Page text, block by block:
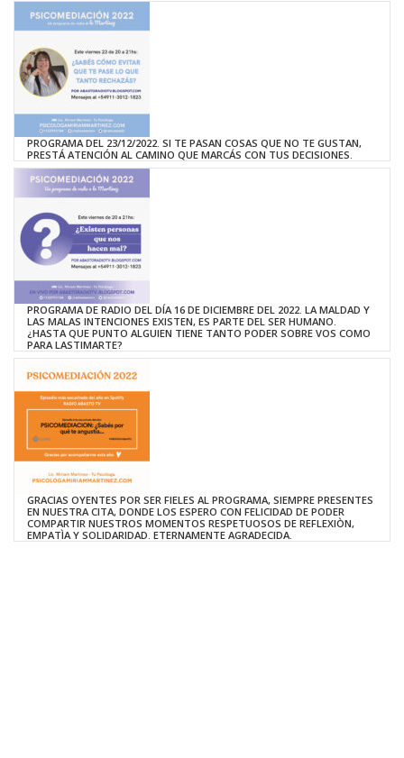
PROGRAMA DEL 23/12/2022. SI TE PASAN COSAS QUE NO TE GUSTAN,
PRESTÁ ATENCIÓN AL CAMINO QUE MARCÁS CON TUS DECISIONES.
PROGRAMA DE RADIO DEL DÍA 16 DE DICIEMBRE DEL 2022. LA MALDAD Y
LAS MALAS INTENCIONES EXISTEN, ES PARTE DEL SER HUMANO.
¿HASTA QUE PUNTO ALGUIEN TIENE TANTO PODER SOBRE VOS COMO
PARA LASTIMARTE?
GRACIAS OYENTES POR SER FIELES AL PROGRAMA, SIEMPRE PRESENTES
EN NUESTRA CITA, DONDE LOS ESPERO CON FELICIDAD DE PODER
COMPARTIR NUESTROS MOMENTOS RESPETUOSOS DE REFLEXIÒN,
EMPATÌA Y SOLIDARIDAD. ETERNAMENTE AGRADECIDA.